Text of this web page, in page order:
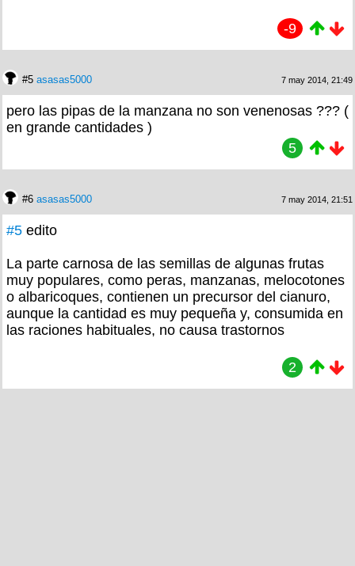
-9
#5 asasas5000 7 may 2014, 21:49
pero las pipas de la manzana no son venenosas ??? (
en grande cantidades )
5
#6 asasas5000 7 may 2014, 21:51
#5 edito
La parte carnosa de las semillas de algunas frutas
muy populares, como peras, manzanas, melocotones
o albaricoques, contienen un precursor del cianuro,
aunque la cantidad es muy pequeña y, consumida en
las raciones habituales, no causa trastornos
2